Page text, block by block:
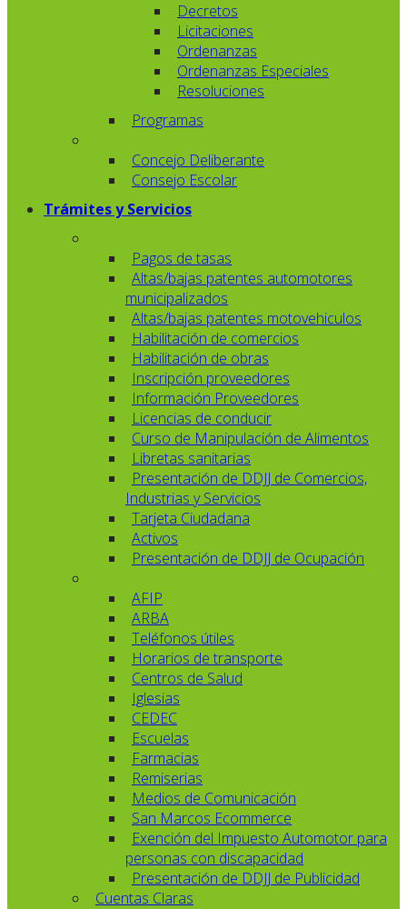
Decretos
Licitaciones
Ordenanzas
Ordenanzas Especiales
Resoluciones
Programas
Concejo Deliberante
Consejo Escolar
Trámites y Servicios
Pagos de tasas
Altas/bajas patentes automotores
municipalizados
Altas/bajas patentes motovehiculos
Habilitación de comercios
Habilitación de obras
Inscripción proveedores
Información Proveedores
Licencias de conducir
Curso de Manipulación de Alimentos
Libretas sanitarias
Presentación de DDJJ de Comercios,
Industrias y Servicios
Tarjeta Ciudadana
Activos
Presentación de DDJJ de Ocupación
AFIP
ARBA
Teléfonos útiles
Horarios de transporte
Centros de Salud
Iglesias
CEDEC
Escuelas
Farmacias
Remiserias
Medios de Comunicación
San Marcos Ecommerce
Exención del Impuesto Automotor para
personas con discapacidad
Presentación de DDJJ de Publicidad
Cuentas Claras